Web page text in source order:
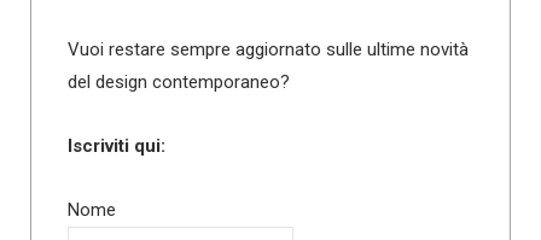
Vuoi restare sempre aggiornato sulle ultime novità
del design contemporaneo?
Iscriviti qui:
Nome